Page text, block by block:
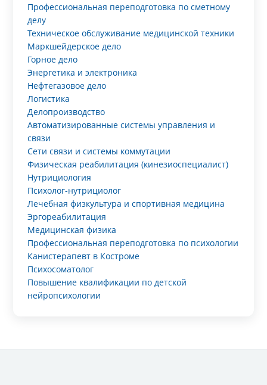
Профессиональная переподготовка по сметному
делу
Техническое обслуживание медицинской техники
Маркшейдерское дело
Горное дело
Энергетика и электроника
Нефтегазовое дело
Логистика
Делопроизводство
Автоматизированные системы управления и
связи
Сети связи и системы коммутации
Физическая реабилитация (кинезиоспециалист)
Нутрициология
Психолог-нутрициолог
Лечебная физкультура и спортивная медицина
Эргореабилитация
Медицинская физика
Профессиональная переподготовка по психологии
Канистерапевт в Костроме
Психосоматолог
Повышение квалификации по детской
нейропсихологии